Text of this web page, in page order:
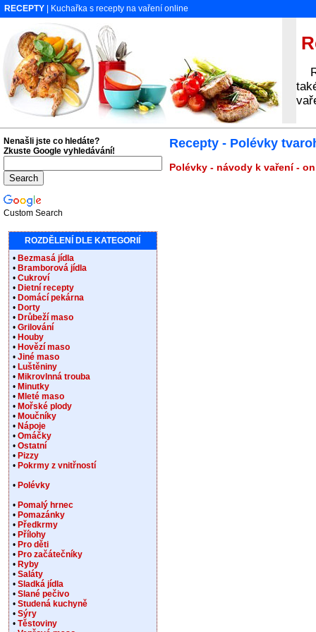
RECEPTY | Kuchařka s recepty na vaření online
Recepty - Polévky
Polévky - návody k vaření -
Nenašli jste co hledáte?
Zkuste Google vyhledávání!
Custom Search
ROZDĚLENÍ DLE KATEGORIÍ
• Bezmasá jídla
• Bramborová jídla
• Cukroví
• Dietní recepty
• Domácí pekárna
• Dorty
• Drůbeží maso
• Grilování
• Houby
• Hovězí maso
• Jiné maso
• Luštěniny
• Mikrovlnná trouba
• Minutky
• Mleté maso
• Mořské plody
• Moučníky
• Nápoje
• Omáčky
• Ostatní
• Pizzy
• Pokrmy z vnitřností
• Polévky
• Pomalý hrnec
• Pomazánky
• Předkrmy
• Přílohy
• Pro děti
• Pro začátečníky
• Ryby
• Saláty
• Sladká jídla
• Slané pečivo
• Studená kuchyně
• Sýry
• Těstoviny